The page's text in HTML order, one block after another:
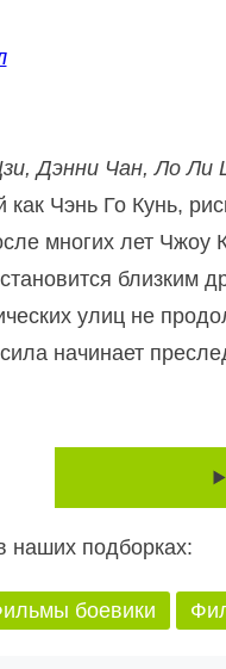
Дэнни Чан, Ло Ли
Чэнь Го Кунь,
многих лет Чжоу
близким
улиц не
начинает
наших подборках:
боевики